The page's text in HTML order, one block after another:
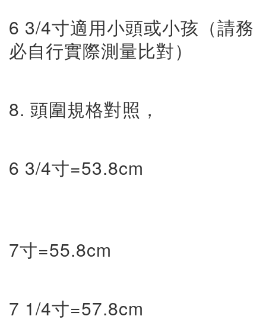
6 3/4寸適用小頭或小孩（請務
必自行實際測量比對）
8. 頭圍規格對照，
6 3/4寸=53.8cm
7寸=55.8cm
7 1/4寸=57.8cm